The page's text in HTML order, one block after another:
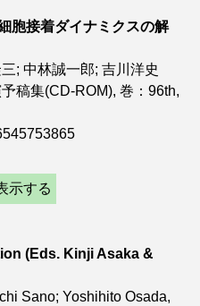
胞接着ダイナミクスの解
; 中林誠一郎; 吉川洋史
稿集(CD-ROM), 巻：96th,
示する
(Eds. Kinji Asaka &
Okuzaki)
Sano; Yoshihito Osada,